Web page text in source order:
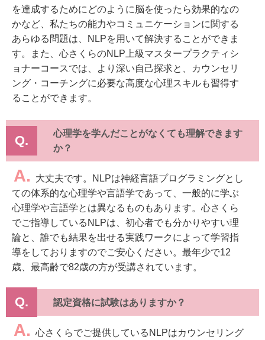
を達成するためにどのように脳を使ったら効果的なの
かなど、私たちの能力やコミュニケーションに関する
あらゆる問題は、NLPを用いて解決することができま
す。また、心さくらのNLP上級マスタープラクティシ
ョナーコースでは、より深い自己探求と、カウンセリ
ング・コーチングに必要な高度な心理スキルも習得す
ることができます。
Q.
心理学を学んだことがなくても理解できます
か？
A.
大丈夫です。NLPは神経言語プログラミングとし
ての体系的な心理学や言語学であって、一般的に学ぶ
心理学や言語学とは異なるものもあります。心さくら
でご指導しているNLPは、初心者でも分かりやすい理
論と、誰でも結果を出せる実践ワークによって学習指
導をしておりますのでご安心ください。最年少で12
歳、最高齢で82歳の方が受講されています。
Q. 認定資格に試験はありますか？
A. 心さくらでご提供しているNLPはカウンセリング